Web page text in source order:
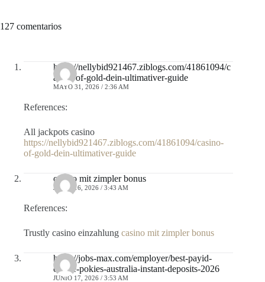
127 comentarios
https://nellybid921467.ziblogs.com/41861094/c
asino-of-gold-dein-ultimativer-guide
MAYO 31, 2026 / 2:36 AM
References:
All jackpots casino
https://nellybid921467.ziblogs.com/41861094/casino-
of-gold-dein-ultimativer-guide
casino mit zimpler bonus
JUNIO 16, 2026 / 3:43 AM
References:
Trustly casino einzahlung casino mit zimpler bonus
https://jobs-max.com/employer/best-payid-
online-pokies-australia-instant-deposits-2026
JUNIO 17, 2026 / 3:53 AM